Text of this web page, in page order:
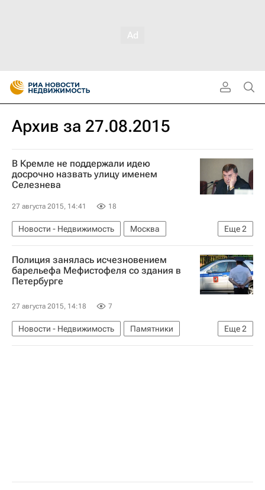
Архив за 27.08.2015
В Кремле не поддержали идею
досрочно назвать улицу именем
Селезнева
27 августа 2015, 14:41 18
Еще2
Новости - Недвижимость
Москва
Городская среда
Россия
Полиция занялась исчезновением
барельефа Мефистофеля со здания в
Петербурге
27 августа 2015, 14:18 7
Еще2
Новости - Недвижимость
Памятники
Санкт-Петербург
Россия